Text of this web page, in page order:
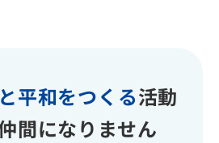
平和をつくる活動
間になりません